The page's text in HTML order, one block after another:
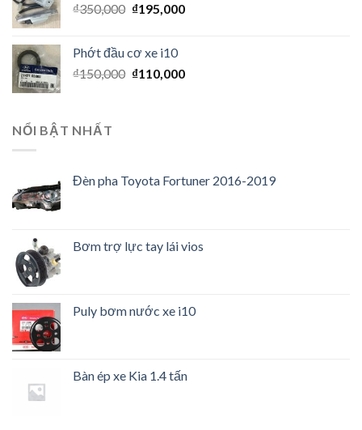
₫350,000 ₫195,000
Phớt đầu cơ xe i10
₫150,000 ₫110,000
NỔI BẬT NHẤT
Đèn pha Toyota Fortuner 2016-2019
Bơm trợ lực tay lái vios
Puly bơm nước xe i10
Bàn ép xe Kia 1.4 tấn